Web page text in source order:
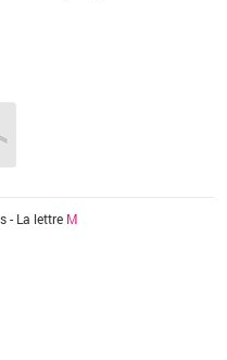
- La lettre M